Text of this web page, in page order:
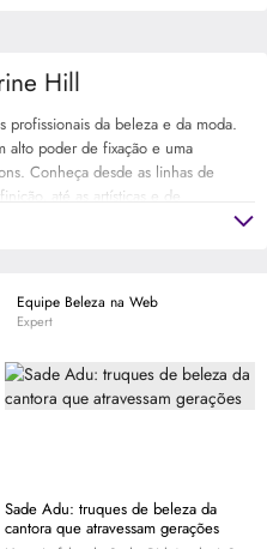
profissionais da beleza e da moda.
alto poder de fixação e uma
Conheça desde as linhas de
até as artísticas e de
Hill e descubra o porquê a marca
Equipe Beleza na Web
Expert
Sade Adu: truques de beleza da
cantora que atravessam gerações